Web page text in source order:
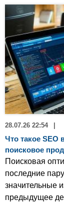
28.07.26 22:54 |
Что такое SEO
поисковое
Поисковая
последние
значительные
предыдущее